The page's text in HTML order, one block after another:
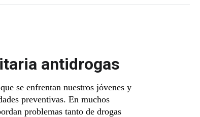
antidrogas
se enfrentan nuestros jóvenes y
preventivas. En muchos
problemas tanto de drogas